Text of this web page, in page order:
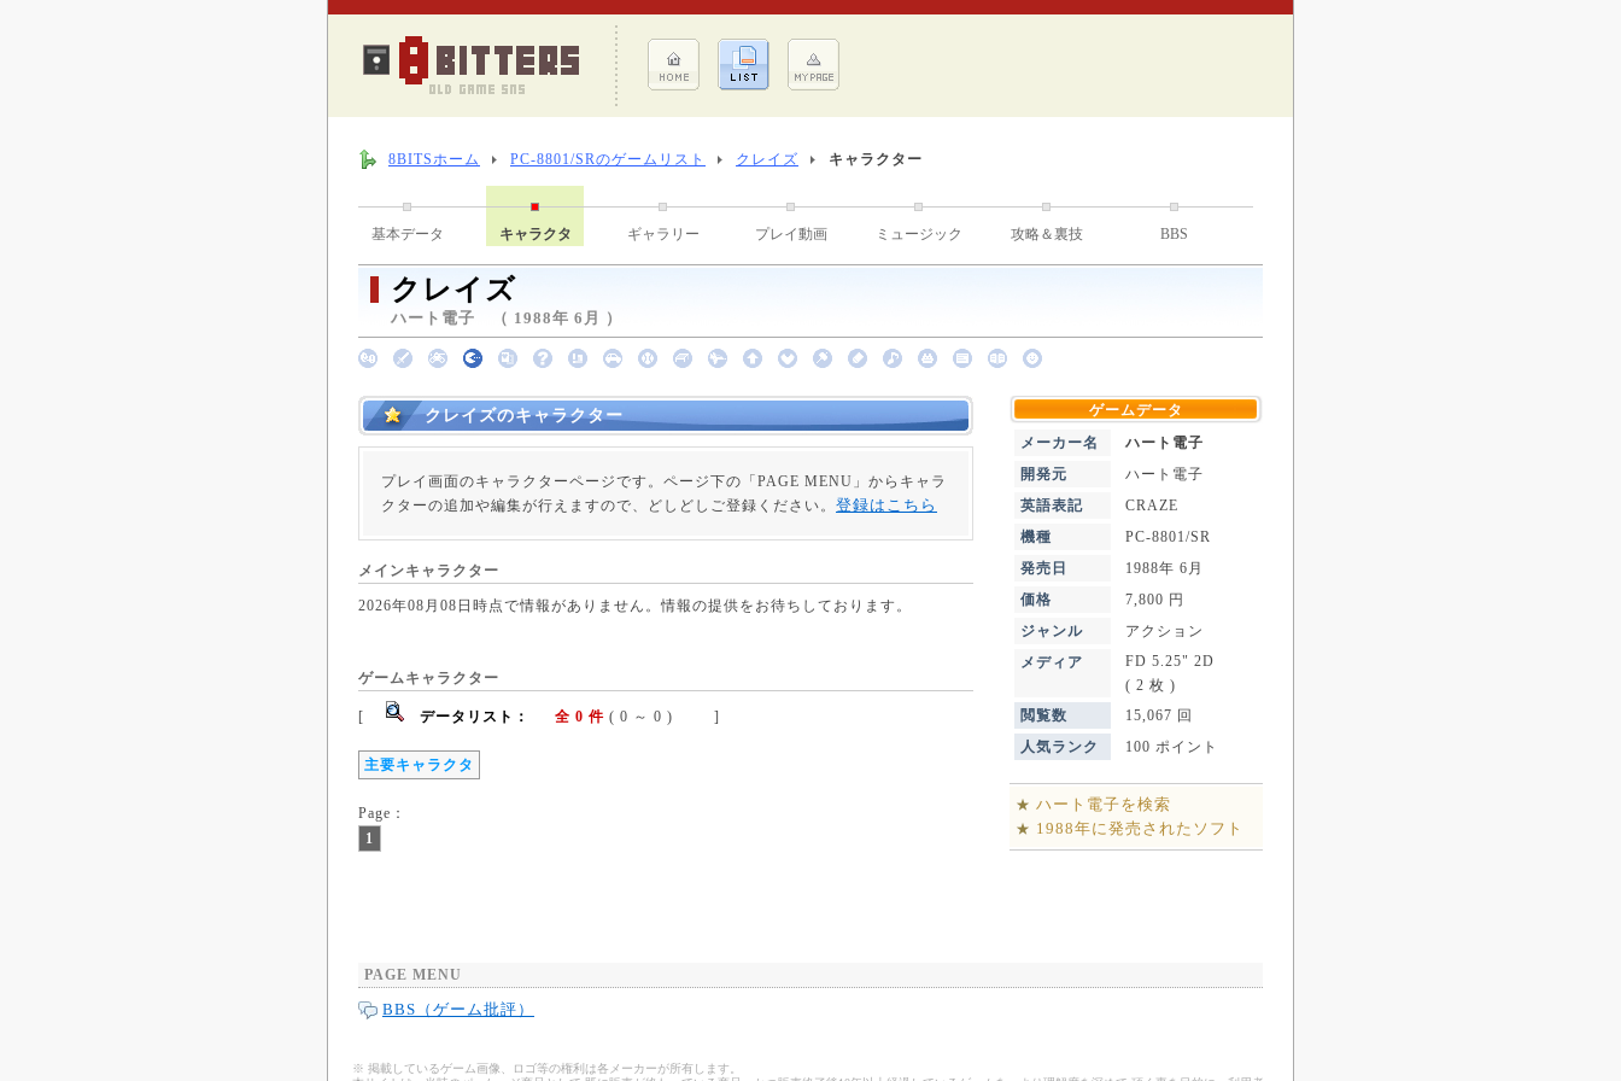
8BITSホーム PC-8801/SRのゲームリスト クレイズ キャラクター
基本データ キャラクタ ギャラリー プレイ動画 ミュージック 攻略＆裏技 BBS
クレイズ
ハート電子 （ 1988年 6月 ）
クレイズのキャラクター
プレイ画面のキャラクターページです。ページ下の「PAGE MENU」からキャラ
クターの追加や編集が行えますので、どしどしご登録ください。 登録はこちら
メインキャラクター
2026年08月08日時点で情報がありません。情報の提供をお待ちしております。
ゲームキャラクター
[ データリスト： 全 0 件 ( 0 ～ 0 ) ]
主要キャラクタ
Page：
1
ゲームデータ
メーカー名
ハート電子
開発元
ハート電子
英語表記
CRAZE
機種
PC-8801/SR
発売日
1988年 6月
価格
7,800 円
ジャンル
アクション
メディア
FD 5.25" 2D
( 2 枚 )
閲覧数
15,067 回
人気ランク
100 ポイント
★ ハート電子を検索
★ 1988年に発売されたソフト
PAGE MENU
BBS（ゲーム批評）
※ 掲載しているゲーム画像、ロゴ等の権利は各メーカーが所有します。